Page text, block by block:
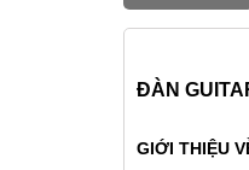
ĐÀN
GIỚI THIỆU